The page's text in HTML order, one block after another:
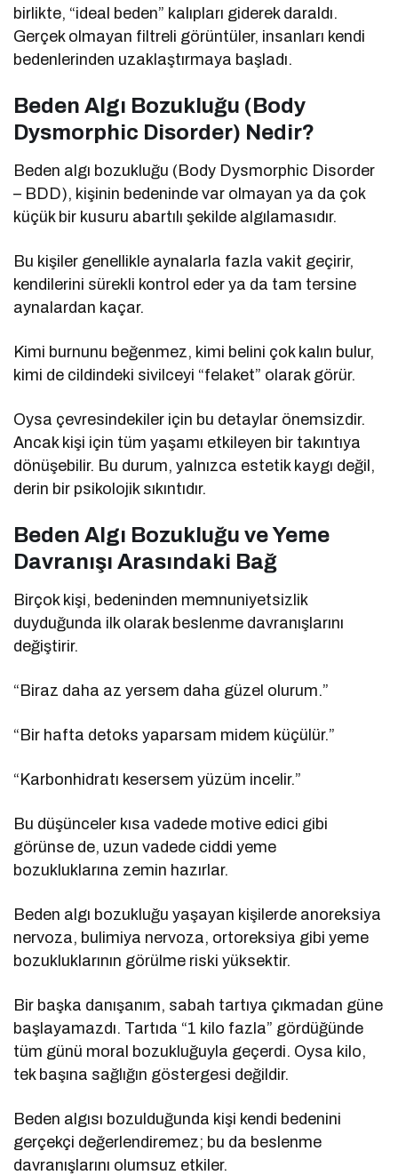
birlikte, “ideal beden” kalıpları giderek daraldı.
Gerçek olmayan filtreli görüntüler, insanları kendi
bedenlerinden uzaklaştırmaya başladı.
Beden Algı Bozukluğu (Body
Dysmorphic Disorder) Nedir?
Beden algı bozukluğu (Body Dysmorphic Disorder
– BDD), kişinin bedeninde var olmayan ya da çok
küçük bir kusuru abartılı şekilde algılamasıdır.
Bu kişiler genellikle aynalarla fazla vakit geçirir,
kendilerini sürekli kontrol eder ya da tam tersine
aynalardan kaçar.
Kimi burnunu beğenmez, kimi belini çok kalın bulur,
kimi de cildindeki sivilceyi “felaket” olarak görür.
Oysa çevresindekiler için bu detaylar önemsizdir.
Ancak kişi için tüm yaşamı etkileyen bir takıntıya
dönüşebilir. Bu durum, yalnızca estetik kaygı değil,
derin bir psikolojik sıkıntıdır.
Beden Algı Bozukluğu ve Yeme
Davranışı Arasındaki Bağ
Birçok kişi, bedeninden memnuniyetsizlik
duyduğunda ilk olarak beslenme davranışlarını
değiştirir.
“Biraz daha az yersem daha güzel olurum.”
“Bir hafta detoks yaparsam midem küçülür.”
“Karbonhidratı kesersem yüzüm incelir.”
Bu düşünceler kısa vadede motive edici gibi
görünse de, uzun vadede ciddi yeme
bozukluklarına zemin hazırlar.
Beden algı bozukluğu yaşayan kişilerde anoreksiya
nervoza, bulimiya nervoza, ortoreksiya gibi yeme
bozukluklarının görülme riski yüksektir.
Bir başka danışanım, sabah tartıya çıkmadan güne
başlayamazdı. Tartıda “1 kilo fazla” gördüğünde
tüm günü moral bozukluğuyla geçerdi. Oysa kilo,
tek başına sağlığın göstergesi değildir.
Beden algısı bozulduğunda kişi kendi bedenini
gerçekçi değerlendiremez; bu da beslenme
davranışlarını olumsuz etkiler.